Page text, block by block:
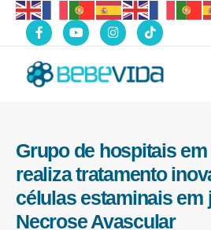
Grupo de hospitais
realiza tratamento
células estaminais em
Necrose Avascular